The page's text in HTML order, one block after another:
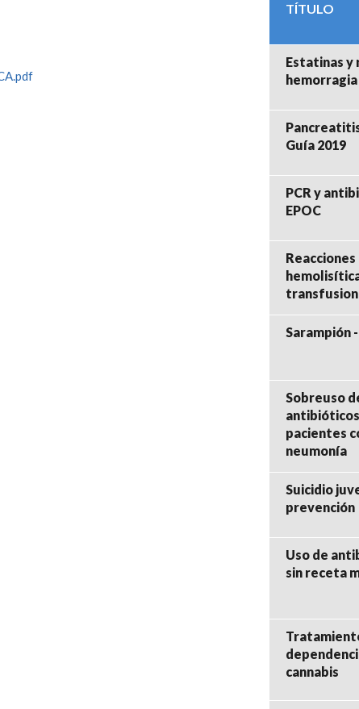
TÍTULO
Estatinas y
Guía 2019
PCR y
EPOC
Reacciones
Sarampión
Sobreuso
pacientes
neumonía
Suicidio
prevención
Uso de
sin receta
cannabis